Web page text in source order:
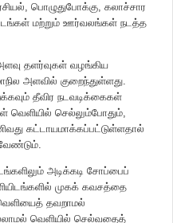
பொழுதுபோக்கு, கலாச்சார
மற்றும் ஊர்வலங்கள் நடத்த
தளர்வுகள் வழங்கிய
அளவில் குறைந்துள்ளது.
தீவிர நடவடிக்கைகள்
வெளியில் செல்லும்போதும்,
கட்டாயமாக்கப்பட்டுள்ளதால்
அடிக்கடி சோப்பைப்
முகக் கவசத்தை
தவறாமல்
வெளியில் செல்வதைத்